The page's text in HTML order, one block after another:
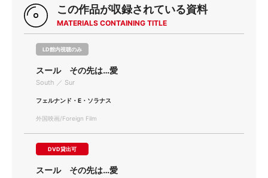
この作品が収録されている資料
MATERIALS CONTAINING TITLE
LD館内視聴のみ
スール その先は…愛
South ／ Sur
フェルナンド・E・ソラナス
外国映画/Foreign Film
DVD貸出可
スール その先は…愛